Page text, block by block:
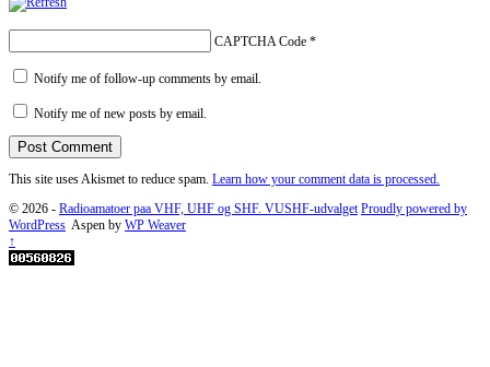
CAPTCHA Code *
Notify me of follow-up comments by email.
Notify me of new posts by email.
This site uses Akismet to reduce spam. Learn how your comment data is processed.
© 2026 - Radioamatoer paa VHF, UHF og SHF. VUSHF-udvalget Proudly powered by
WordPress Aspen by WP Weaver
↑